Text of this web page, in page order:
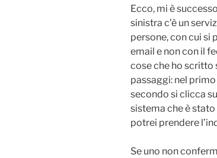
Ecco, mi è
sinistra c’è un
persone, con cui si
email e non con il
cose che ho scritto
passaggi: nel
secondo si clicca
sistema che è
potrei prendere
Se uno non